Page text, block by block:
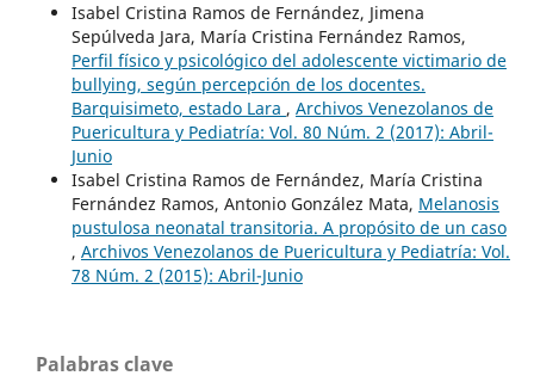
Isabel Cristina Ramos de Fernández, Jimena
Sepúlveda Jara, María Cristina Fernández Ramos,
Perfil físico y psicológico del adolescente victimario de
bullying, según percepción de los docentes.
Barquisimeto, estado Lara , Archivos Venezolanos de
Puericultura y Pediatría: Vol. 80 Núm. 2 (2017): Abril-
Junio
Isabel Cristina Ramos de Fernández, María Cristina
Fernández Ramos, Antonio González Mata, Melanosis
pustulosa neonatal transitoria. A propósito de un caso
, Archivos Venezolanos de Puericultura y Pediatría: Vol.
78 Núm. 2 (2015): Abril-Junio
Palabras clave